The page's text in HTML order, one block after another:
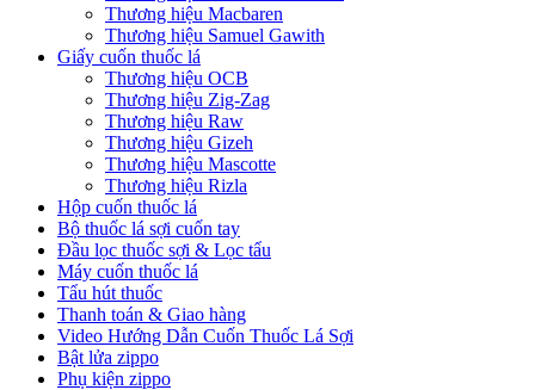
Thương hiệu Macbaren
Thương hiệu Samuel Gawith
Giấy cuốn thuốc lá
Thương hiệu OCB
Thương hiệu Zig-Zag
Thương hiệu Raw
Thương hiệu Gizeh
Thương hiệu Mascotte
Thương hiệu Rizla
Hộp cuốn thuốc lá
Bộ thuốc lá sợi cuốn tay
Đầu lọc thuốc sợi & Lọc tẩu
Máy cuốn thuốc lá
Tẩu hút thuốc
Thanh toán & Giao hàng
Video Hướng Dẫn Cuốn Thuốc Lá Sợi
Bật lửa zippo
Phụ kiện zippo